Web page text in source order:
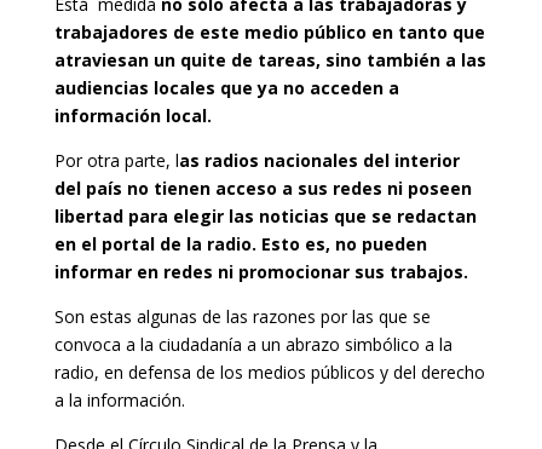
trabajadores de este medio público en tanto que
atraviesan un quite de tareas, sino también a las
audiencias locales que ya no acceden a
información local.
Por otra parte, las radios nacionales del interior
del país no tienen acceso a sus redes ni poseen
libertad para elegir las noticias que se redactan
en el portal de la radio. Esto es, no pueden
informar en redes ni promocionar sus trabajos.
Son estas algunas de las razones por las que se
convoca a la ciudadanía a un abrazo simbólico a la
radio, en defensa de los medios públicos y del derecho
a la información.